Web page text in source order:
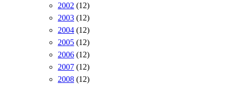
2002 (12)
2003 (12)
2004 (12)
2005 (12)
2006 (12)
2007 (12)
2008 (12)